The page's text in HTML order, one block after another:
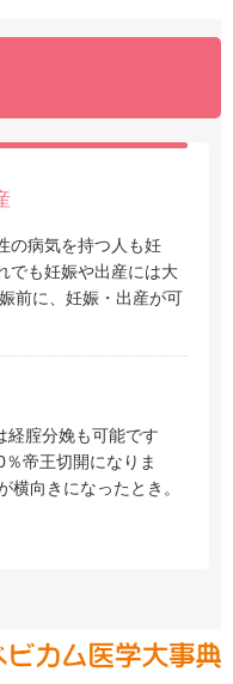
の病気を持つ人も妊
でも妊娠や出産には大
前に、妊娠・出産が可
腟分娩も可能です
帝王切開になりま
向きになったとき。